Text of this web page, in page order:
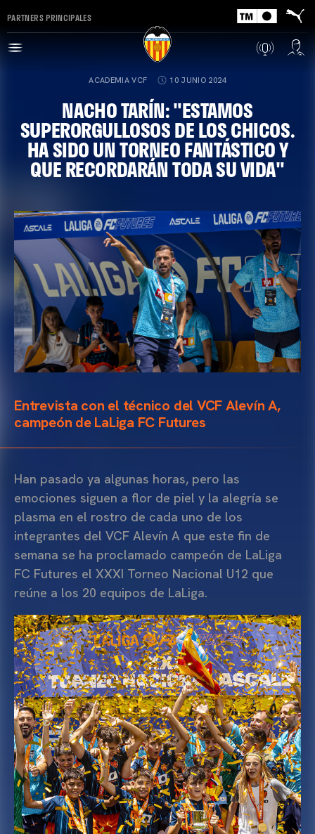
PARTNERS PRINCIPALES
ACADEMIA VCF 10 JUNIO 2024
NACHO TARÍN: "ESTAMOS
SUPERORGULLOSOS DE LOS CHICOS.
HA SIDO UN TORNEO FANTÁSTICO Y
QUE RECORDARÁN TODA SU VIDA"
Entrevista con el técnico del VCF Alevín A,
campeón de LaLiga FC Futures
Han pasado ya algunas horas, pero las
emociones siguen a flor de piel y la alegría se
plasma en el rostro de cada uno de los
integrantes del VCF Alevín A que este fin de
semana se ha proclamado campeón de LaLiga
FC Futures el XXXI Torneo Nacional U12 que
reúne a los 20 equipos de LaLiga.